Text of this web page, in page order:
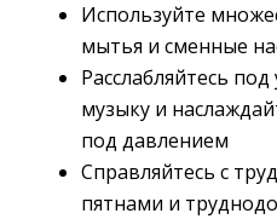
Используйте
мытья и сменные
Расслабляйтесь
музыку и
под давлением
Справляйтесь с
пятнами и